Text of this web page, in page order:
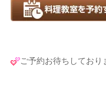
ご予約お待ちしており